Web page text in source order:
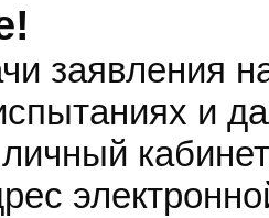
заявления
и